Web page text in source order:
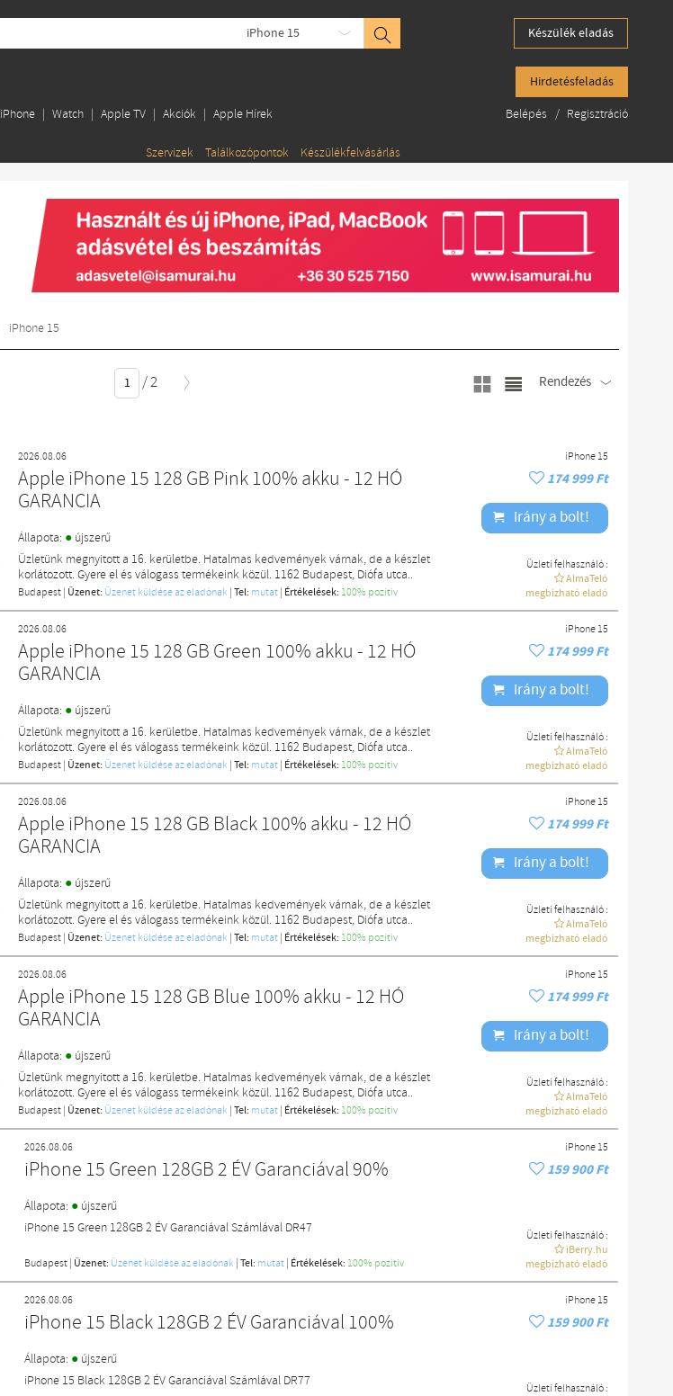
iPhone 15 Készülék eladás
Hirdetésfeladás
iPhone Watch Apple TV Akciók Apple Hírek
Szervizek Találkozópontok Készülékfelvásárlás
Belépés / Regisztráció
iPhone 15
/2 Rendezés
2026.08.06
Apple iPhone 15 128 GB Pink 100% akku - 12 HÓ
GARANCIA
Állapota: ● újszerű
Üzletünk megnyitott a 16. kerületbe. Hatalmas kedvemények várnak, de a készlet
korlátozott. Gyere el és válogass termékeink közül. 1162 Budapest, Diófa utca..
Budapest | Üzenet: Üzenet küldése az eladónak |Tel: mutat | Értékelések: 100% pozítiv
iPhone 15
174 999 Ft
Irány a bolt!
Üzleti felhasználó :
AlmaTeló
megbízható eladó
2026.08.06
Apple iPhone 15 128 GB Green 100% akku - 12 HÓ
GARANCIA
Állapota: ● újszerű
Üzletünk megnyitott a 16. kerületbe. Hatalmas kedvemények várnak, de a készlet
korlátozott. Gyere el és válogass termékeink közül. 1162 Budapest, Diófa utca..
Budapest | Üzenet: Üzenet küldése az eladónak |Tel: mutat | Értékelések: 100% pozítiv
iPhone 15
174 999 Ft
Irány a bolt!
Üzleti felhasználó :
AlmaTeló
megbízható eladó
2026.08.06
Apple iPhone 15 128 GB Black 100% akku - 12 HÓ
GARANCIA
Állapota: ● újszerű
Üzletünk megnyitott a 16. kerületbe. Hatalmas kedvemények várnak, de a készlet
korlátozott. Gyere el és válogass termékeink közül. 1162 Budapest, Diófa utca..
Budapest | Üzenet: Üzenet küldése az eladónak |Tel: mutat | Értékelések: 100% pozítiv
iPhone 15
174 999 Ft
Irány a bolt!
Üzleti felhasználó :
AlmaTeló
megbízható eladó
2026.08.06
Apple iPhone 15 128 GB Blue 100% akku - 12 HÓ
GARANCIA
Állapota: ● újszerű
Üzletünk megnyitott a 16. kerületbe. Hatalmas kedvemények várnak, de a készlet
korlátozott. Gyere el és válogass termékeink közül. 1162 Budapest, Diófa utca..
Budapest | Üzenet: Üzenet küldése az eladónak |Tel: mutat | Értékelések: 100% pozítiv
iPhone 15
174 999 Ft
Irány a bolt!
Üzleti felhasználó :
AlmaTeló
megbízható eladó
2026.08.06
iPhone 15 Green 128GB 2 ÉV Garanciával 90%
Állapota: ● újszerű
iPhone 15 Green 128GB 2 ÉV Garanciával Számlával DR47
Budapest | Üzenet: Üzenet küldése az eladónak |Tel: mutat | Értékelések: 100% pozítiv
iPhone 15
159 900 Ft
Üzleti felhasználó :
iBerry.hu
megbízható eladó
2026.08.06
iPhone 15 Black 128GB 2 ÉV Garanciával 100%
Állapota: ● újszerű
iPhone 15 Black 128GB 2 ÉV Garanciával Számlával DR77
iPhone 15
159 900 Ft
Üzleti felhasználó :